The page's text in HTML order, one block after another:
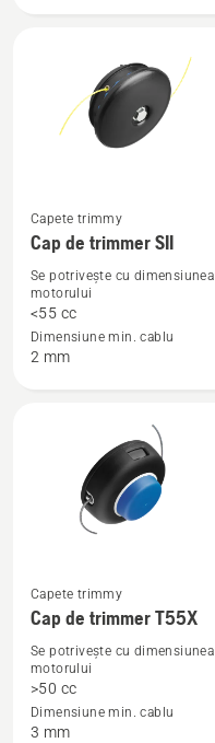
Vezi
mai
multe
detalii
Cap
Capete trimmy
Cap de trimmer SII
Se potrivește cu dimensiunea
motorului
<55 cc
Dimensiune min. cablu
2 mm
Vezi
mai
multe
detalii
Cap
Capete trimmy
Cap de trimmer T55X
Se potrivește cu dimensiunea
motorului
>50 cc
Dimensiune min. cablu
3 mm